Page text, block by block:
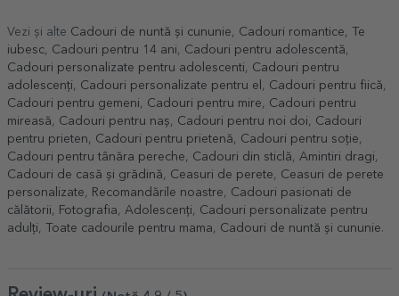
Vezi și alte Cadouri de nuntă și cununie, Cadouri romantice, Te
iubesc, Cadouri pentru 14 ani, Cadouri pentru adolescentă,
Cadouri personalizate pentru adolescenti, Cadouri pentru
adolescenți, Cadouri personalizate pentru el , Cadouri pentru fiică,
Cadouri pentru gemeni, Cadouri pentru mire, Cadouri pentru
mireasă, Cadouri pentru naș, Cadouri pentru noi doi, Cadouri
pentru prieten, Cadouri pentru prietenă, Cadouri pentru soție,
Cadouri pentru tânăra pereche, Cadouri din sticlă, Amintiri dragi,
Cadouri de casă și grădină, Ceasuri de perete, Ceasuri de perete
personalizate, Recomandările noastre, Cadouri pasionati de
călătorii, Fotografia, Adolescenți, Cadouri personalizate pentru
adulți, Toate cadourile pentru mama, Cadouri de nuntă și cununie.